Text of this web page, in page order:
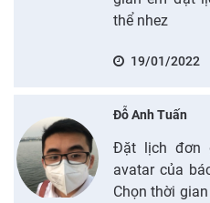
thể nhez
19/01/2022
Đỗ Anh Tuấn
Đặt lịch đơn
avatar của
Chọn thời